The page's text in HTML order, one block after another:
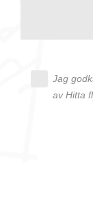
Jag
av Hitta